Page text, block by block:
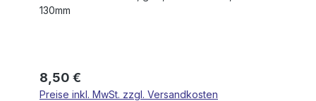
130mm
Regulärer Preis:
8,50 €
Preise inkl. MwSt. zzgl. Versandkosten